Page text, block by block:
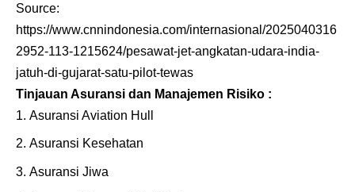
Source:
https://www.cnnindonesia.com/internasional/2025040316
2952-113-1215624/pesawat-jet-angkatan-udara-india-
jatuh-di-gujarat-satu-pilot-tewas
Tinjauan Asuransi dan Manajemen Risiko :
Asuransi Aviation Hull
Asuransi Kesehatan
Asuransi Jiwa